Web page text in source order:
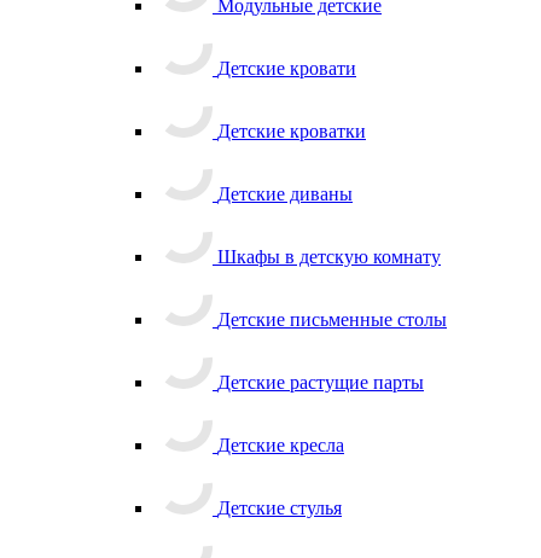
Модульные детские
Детские кровати
Детские кроватки
Детские диваны
Шкафы в детскую комнату
Детские письменные столы
Детские растущие парты
Детские кресла
Детские стулья